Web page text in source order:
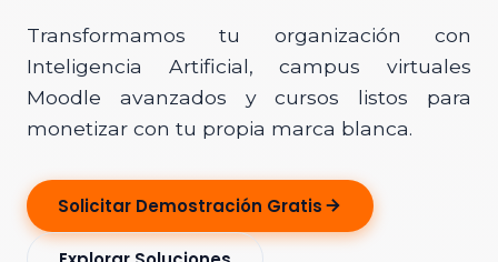
Transformamos tu organización con
Inteligencia Artificial, campus virtuales
Moodle avanzados y cursos listos para
monetizar con tu propia marca blanca.
Solicitar Demostración Gratis